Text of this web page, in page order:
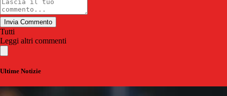
Invia Commento
Tutti
Leggi altri commenti
Ultime Notizie